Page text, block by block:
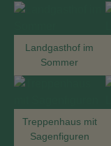
Landgasthof im
Sommer
Treppenhaus mit
Sagenfiguren